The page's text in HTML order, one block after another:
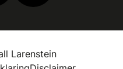
Larenstein